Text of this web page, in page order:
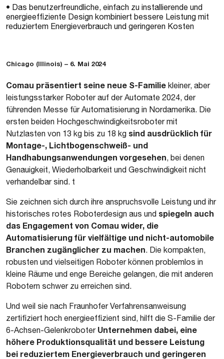
• Das benutzerfreundliche, einfach zu installierende und
energieeffiziente Design kombiniert bessere Leistung mit
reduziertem Energieverbrauch und geringeren Kosten
Chicago (Illinois) – 6. Mai 2024
Comau präsentiert seine neue S-Familie kleiner, aber
leistungsstarker Roboter auf der Automate 2024, der
führenden Messe für Automatisierung in Nordamerika. Die
ersten beiden Hochgeschwindigkeitsroboter mit
Nutzlasten von 13 kg bis zu 18 kg sind ausdrücklich für
Montage-, Lichtbogenschweiß- und
Handhabungsanwendungen vorgesehen, bei denen
Genauigkeit, Wiederholbarkeit und Geschwindigkeit nicht
verhandelbar sind. t
Sie zeichnen sich durch ihre anspruchsvolle Leistung und ihr
historisches rotes Roboterdesign aus und spiegeln auch
das Engagement von Comau wider, die
Automatisierung für vielfältige und nicht-automobile
Branchen zugänglicher zu machen. Die kompakten,
robusten und vielseitigen Roboter können problemlos in
kleine Räume und enge Bereiche gelangen, die mit anderen
Robotern schwer zu erreichen sind.
Und weil sie nach Fraunhofer Verfahrensanweisung
zertifiziert hoch energieeffizient sind, hilft die S-Familie der
6-Achsen-Gelenkroboter Unternehmen dabei, eine
höhere Produktionsqualität und bessere Leistung
bei reduziertem Energieverbrauch und geringeren